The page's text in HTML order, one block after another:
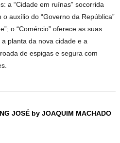
a “Cidade em ruínas” socorrida
o auxílio do “Governo da República”
o “Comércio” oferece as suas
a planta da nova cidade e a
de espigas e segura com
JOSÉ by JOAQUIM MACHADO